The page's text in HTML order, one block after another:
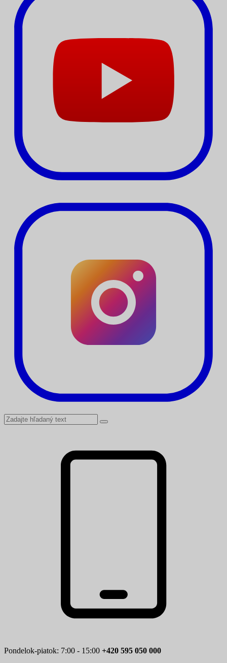
Pondelok-piatok: 7:00 - 15:00 +420 595 050 000